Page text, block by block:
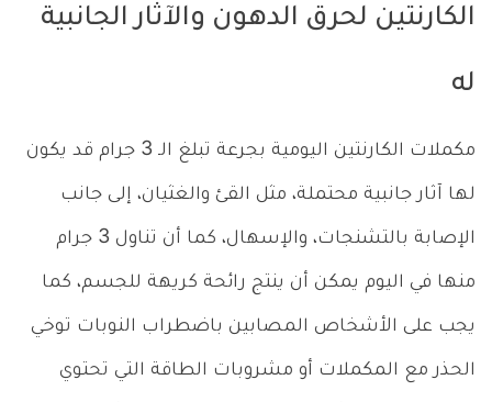
الكارنتين لحرق الدهون والآثار الجانبية
له
مكملات الكارنتين اليومية بجرعة تبلغ الـ 3 جرام قد يكون
لها آثار جانبية محتملة، مثل القئ والغثيان، إلى جانب
الإصابة بالتشنجات، والإسهال، كما أن تناول 3 جرام
منها في اليوم يمكن أن ينتج رائحة كريهة للجسم، كما
يجب على الأشخاص المصابين باضطراب النوبات توخي
الحذر مع المكملات أو مشروبات الطاقة التي تحتوي